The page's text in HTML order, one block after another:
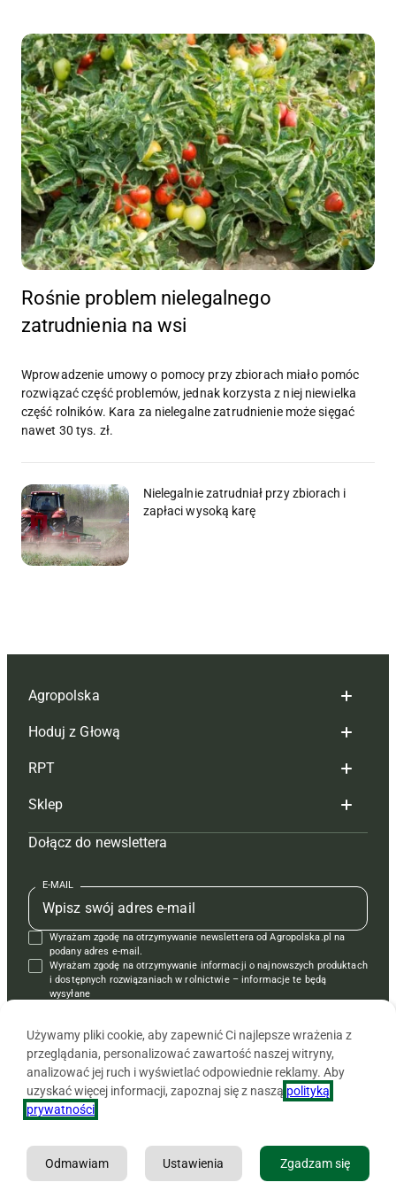
Rośnie problem nielegalnego
zatrudnienia na wsi
Wprowadzenie umowy o pomocy przy zbiorach miało pomóc
rozwiązać część problemów, jednak korzysta z niej niewielka
część rolników. Kara za nielegalne zatrudnienie może sięgać
nawet 30 tys. zł.
Nielegalnie zatrudniał przy zbiorach i
zapłaci wysoką karę
Agropolska
Redakcja
Reklama
Tagi
Mapa serwisu
Kontakt
Regulamin
Polityka prywatności
Hoduj z Głową
Hoduj z głową bydło
Hoduj z głową świnie
Prenumerata
Redakcja
Kontakt
Reklama
RPT
Redakcja
Prenumerata
Reklama
Kontakt
Krzyżówki
Sklep
Czasopisma i prenumerata
Książki
Regulamin
Dołącz do newslettera
E-MAIL
Wyrażam zgodę na otrzymywanie newslettera od Agropolska.pl na
podany adres e-mail.
Wyrażam zgodę na otrzymywanie informacji o najnowszych produktach
i dostępnych rozwiązaniach w rolnictwie – informacje te będą
wysyłane
Copyright © 2026 Agencja Promocji Rolnictwa i Agrobiznesu APRA
Używamy pliki cookie, aby zapewnić Ci najlepsze wrażenia z
przeglądania, personalizować zawartość naszej witryny,
analizować jej ruch i wyświetlać odpowiednie reklamy. Aby
uzyskać więcej informacji, zapoznaj się z naszą polityką
prywatności
Zgadzam się
Ustawienia
Odmawiam